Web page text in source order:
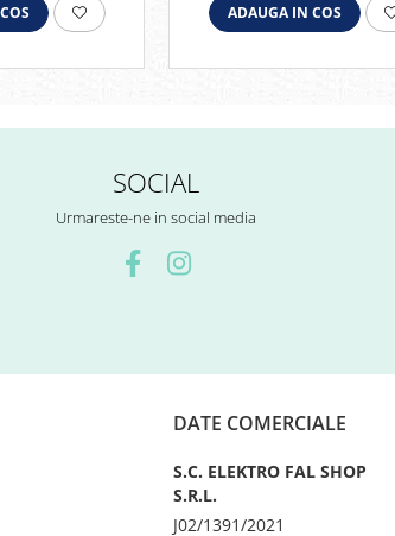
ADAUGA IN COS
SOCIAL
Urmareste-ne in social media
DATE COMERCIALE
S.C. ELEKTRO FAL SHOP
S.R.L.
J02/1391/2021